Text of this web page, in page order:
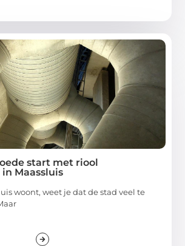
start met riool
Maassluis
woont, weet je dat de stad veel te